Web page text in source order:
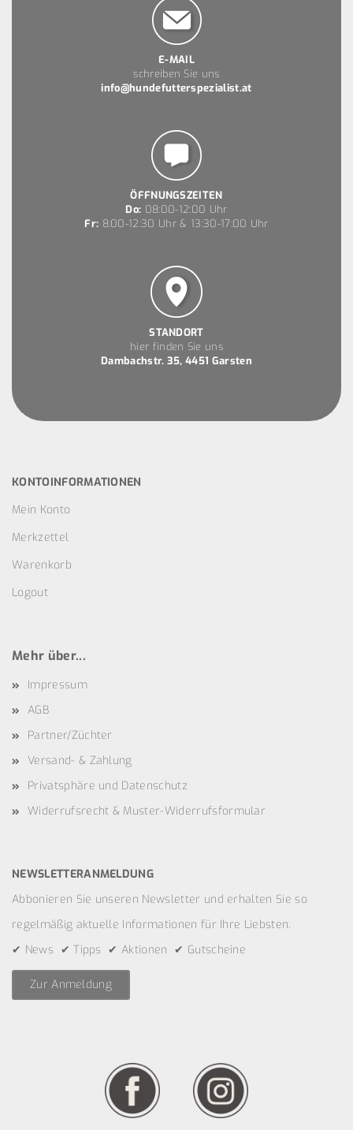
E-MAIL
schreiben Sie uns
info@hundefutterspezialist.at
ÖFFNUNGSZEITEN
Do: 08:00-12:00 Uhr
Fr: 8:00-12:30 Uhr & 13:30-17:00 Uhr
STANDORT
hier finden Sie uns
Dambachstr. 35, 4451 Garsten
KONTOINFORMATIONEN
Mein Konto
Merkzettel
Warenkorb
Logout
Mehr über...
Impressum
AGB
Partner/Züchter
Versand- & Zahlung
Privatsphäre und Datenschutz
Widerrufsrecht & Muster-Widerrufsformular
NEWSLETTERANMELDUNG
Abbonieren Sie unseren Newsletter und erhalten Sie so
regelmäßig aktuelle Informationen für Ihre Liebsten.
✔ News ✔ Tipps ✔ Aktionen ✔ Gutscheine
Zur Anmeldung